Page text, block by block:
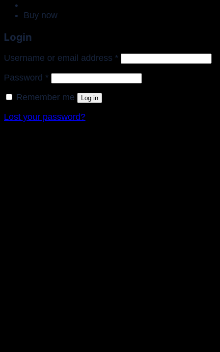
Buy now
Login
Username or email address *Required
Password *Required
Remember me Log in
Lost your password?